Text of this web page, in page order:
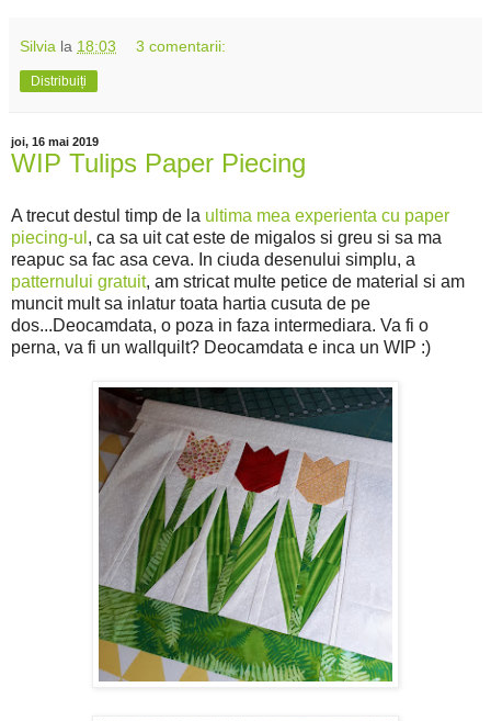
Silvia la 18:03 3 comentarii:
Distribuiți
joi, 16 mai 2019
WIP Tulips Paper Piecing
A trecut destul timp de la ultima mea experienta cu paper
piecing-ul , ca sa uit cat este de migalos si greu si sa ma
reapuc sa fac asa ceva. In ciuda desenului simplu, a
patternului gratuit, am stricat multe petice de material si am
muncit mult sa inlatur toata hartia cusuta de pe
dos...Deocamdata, o poza in faza intermediara. Va fi o
perna, va fi un wallquilt? Deocamdata e inca un WIP :)